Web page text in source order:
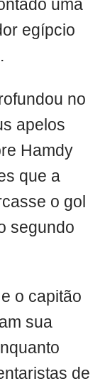
uma
egípcio
no
apelos
Hamdy
que a
o gol
segundo
o capitão
sua
de